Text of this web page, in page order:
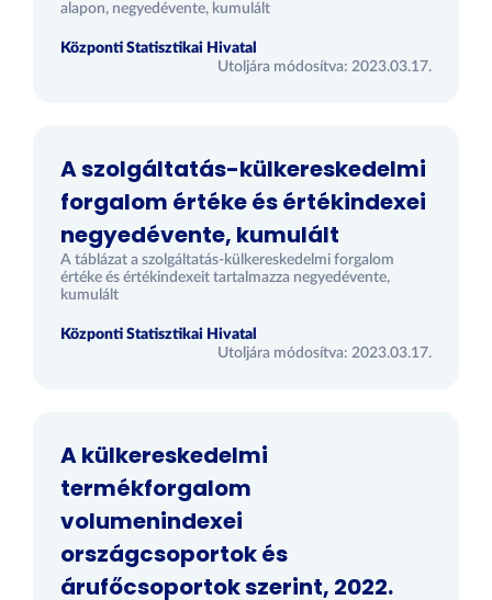
alapon, negyedévente, kumulált
Központi Statisztikai Hivatal
Utoljára módosítva: 2023.03.17.
A szolgáltatás-külkereskedelmi
forgalom értéke és értékindexei
negyedévente, kumulált
A táblázat a szolgáltatás-külkereskedelmi forgalom
értéke és értékindexeit tartalmazza negyedévente,
kumulált
Központi Statisztikai Hivatal
Utoljára módosítva: 2023.03.17.
A külkereskedelmi
termékforgalom
volumenindexei
országcsoportok és
árufőcsoportok szerint, 2022.